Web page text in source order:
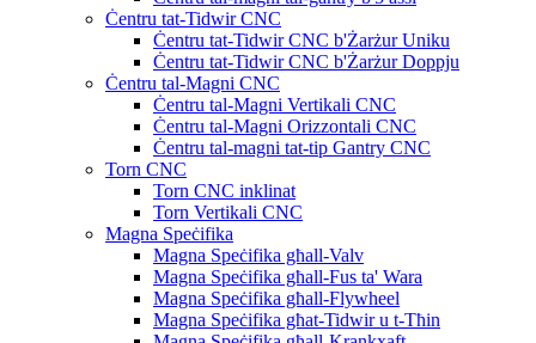
Ċentru tat-Tidwir CNC
Ċentru tat-Tidwir CNC b'Żarżur Uniku
Ċentru tat-Tidwir CNC b'Żarżur Doppju
Ċentru tal-Magni CNC
Ċentru tal-Magni Vertikali CNC
Ċentru tal-Magni Orizzontali CNC
Ċentru tal-magni tat-tip Gantry CNC
Torn CNC
Torn CNC inklinat
Torn Vertikali CNC
Magna Speċifika
Magna Speċifika għall-Valv
Magna Speċifika għall-Fus ta' Wara
Magna Speċifika għall-Flywheel
Magna Speċifika għat-Tidwir u t-Tħin